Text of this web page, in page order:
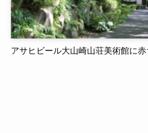
アサヒビール大山崎山荘美術館に